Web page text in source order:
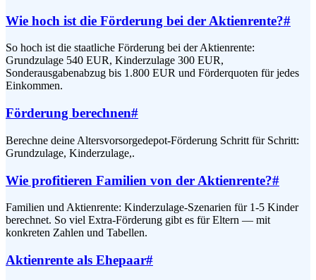
Wie hoch ist die Förderung bei der Aktienrente?#
So hoch ist die staatliche Förderung bei der Aktienrente:
Grundzulage 540 EUR, Kinderzulage 300 EUR,
Sonderausgabenabzug bis 1.800 EUR und Förderquoten für jedes
Einkommen.
Förderung berechnen#
Berechne deine Altersvorsorgedepot-Förderung Schritt für Schritt:
Grundzulage, Kinderzulage,.
Wie profitieren Familien von der Aktienrente?#
Familien und Aktienrente: Kinderzulage-Szenarien für 1-5 Kinder
berechnet. So viel Extra-Förderung gibt es für Eltern — mit
konkreten Zahlen und Tabellen.
Aktienrente als Ehepaar#